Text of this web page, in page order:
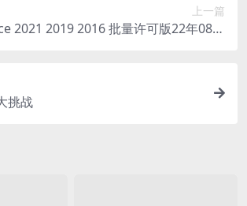
上一篇
2021 2019 2016 批量许可版22年08月
挑战